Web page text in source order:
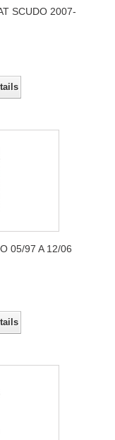
SCUDO 2007-
05/97 A 12/06